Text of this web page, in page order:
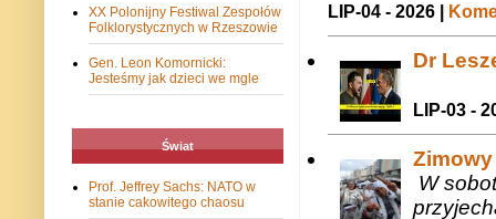
LIP-04 - 2026 |
Dr
LIP-03 -
W
XX Polonijny Festiwal Zespołów
Folklorystycznych w Rzeszowie
Gen. Leon Komornicki:
Jesteśmy jak dzieci we mgle
Świat
Prof. Jeffrey Sachs: NATO w
stanie cakowitego chaosu